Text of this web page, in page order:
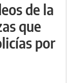
de la
que
por